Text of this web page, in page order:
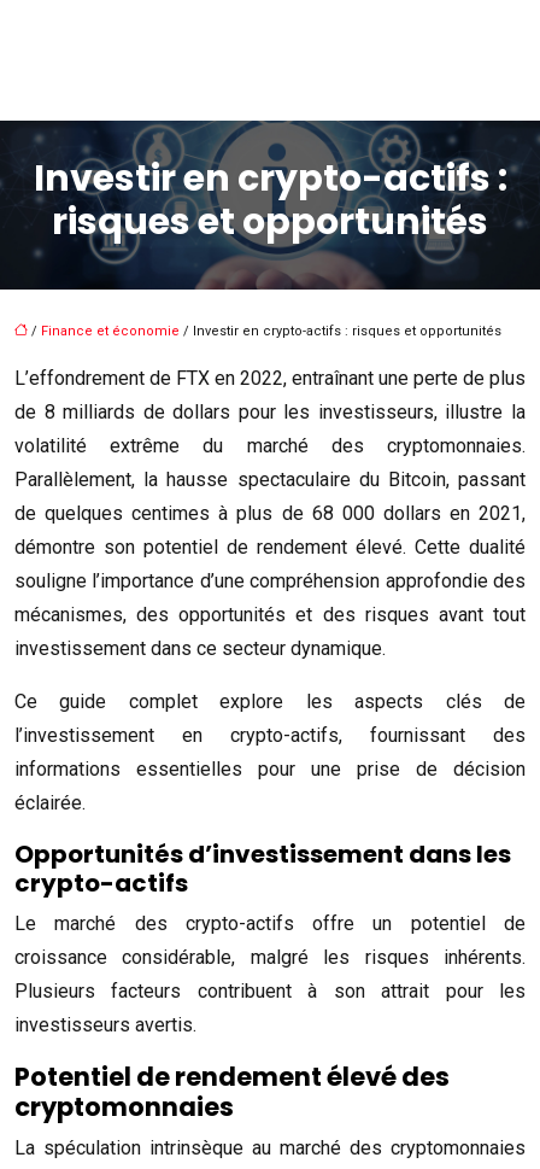
Investir en crypto-actifs :
risques et opportunités
/ Finance et économie / Investir en crypto-actifs : risques et opportunités
L’effondrement de FTX en 2022, entraînant une perte de plus
de 8 milliards de dollars pour les investisseurs, illustre la
volatilité extrême du marché des cryptomonnaies.
Parallèlement, la hausse spectaculaire du Bitcoin, passant
de quelques centimes à plus de 68 000 dollars en 2021,
démontre son potentiel de rendement élevé. Cette dualité
souligne l’importance d’une compréhension approfondie des
mécanismes, des opportunités et des risques avant tout
investissement dans ce secteur dynamique.
Ce guide complet explore les aspects clés de
l’investissement en crypto-actifs, fournissant des
informations essentielles pour une prise de décision
éclairée.
Opportunités d’investissement dans les
crypto-actifs
Le marché des crypto-actifs offre un potentiel de
croissance considérable, malgré les risques inhérents.
Plusieurs facteurs contribuent à son attrait pour les
investisseurs avertis.
Potentiel de rendement élevé des
cryptomonnaies
La spéculation intrinsèque au marché des cryptomonnaies